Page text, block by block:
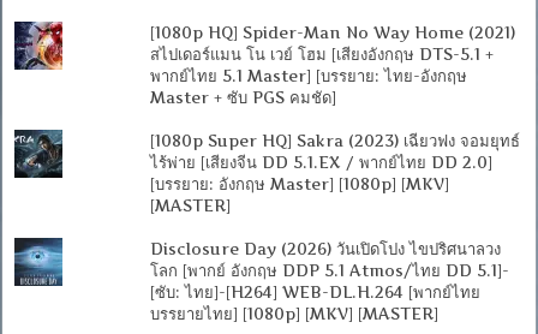
[1080p HQ] Spider-Man No Way Home (2021)
สไปเดอร์แมน โน เวย์ โฮม [เสียงอังกฤษ DTS-5.1 +
พากย์ไทย 5.1 Master] [บรรยาย: ไทย-อังกฤษ
Master + ซับ PGS คมชัด]
[1080p Super HQ] Sakra (2023) เฉียวฟง จอมยุทธ์
ไร้พ่าย [เสียงจีน DD 5.1.EX / พากย์ไทย DD 2.0]
[บรรยาย: อังกฤษ Master] [1080p] [MKV]
[MASTER]
Disclosure Day (2026) วันเปิดโปง ไขปริศนาลวง
โลก [พากย์ อังกฤษ DDP 5.1 Atmos/ไทย DD 5.1]-
[ซับ: ไทย]-[H264] WEB-DL.H.264 [พากย์ไทย
บรรยายไทย] [1080p] [MKV] [MASTER]